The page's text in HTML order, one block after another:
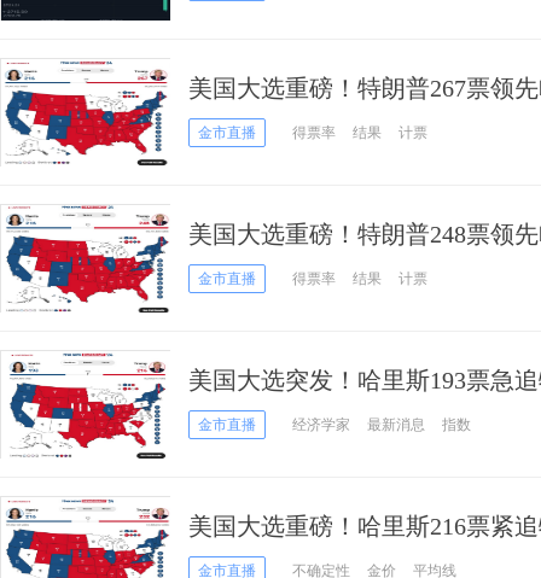
美国大选重磅！特朗普267票领
选押注飙升至99% 美元暴涨、金
金市直播 得票率 结果 计票
美国大选重磅！特朗普248票领
选押注飙升至99% 美元暴涨、金
金市直播 得票率 结果 计票
美国大选突发！哈里斯193票急
105、金价反弹逼近2740 关键战
金市直播 经济学家 最新消息 指数
美国大选重磅！哈里斯216票紧
低大涨逾12美元 首席分析师黄金
金市直播 不确定性 金价 平均线